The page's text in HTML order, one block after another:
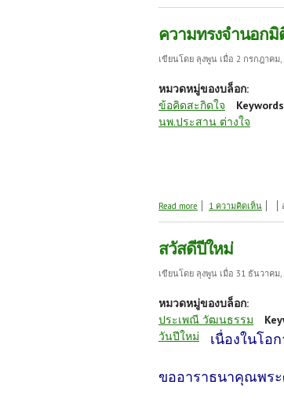
ความทรงจำนอกมิ
เขียนโดย ลุงพูน เมื่อ 2 กรกฎาคม,
หมวดหมู่ของบล็อก:
ข้อคิดสะกิดใจ
นพ.ประสาน ต่างใจ
Read more about ความทรงจำนอ
1 ความคิดเห็น
สวัสดีปีใหม่
เขียนโดย ลุงพูน เมื่อ 31 ธันวาคม,
หมวดหมู่ของบล็อก:
ประเพณี วัฒนธรรม
วันปีใหม่
เนื่องในโอ
ขออาราธนาคุณพร